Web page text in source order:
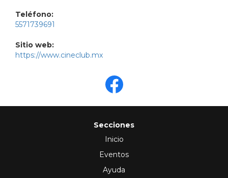
Teléfono:
5571739691
Sitio web:
https://www.cineclub.mx
Secciones
Inicio
Eventos
Ayuda